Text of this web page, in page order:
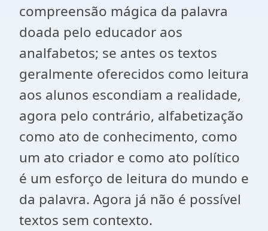
compreensão mágica da palavra
doada pelo educador aos
analfabetos; se antes os textos
geralmente oferecidos como leitura
aos alunos escondiam a realidade,
agora pelo contrário, alfabetização
como ato de conhecimento, como
um ato criador e como ato político
é um esforço de leitura do mundo e
da palavra. Agora já não é possível
textos sem contexto.